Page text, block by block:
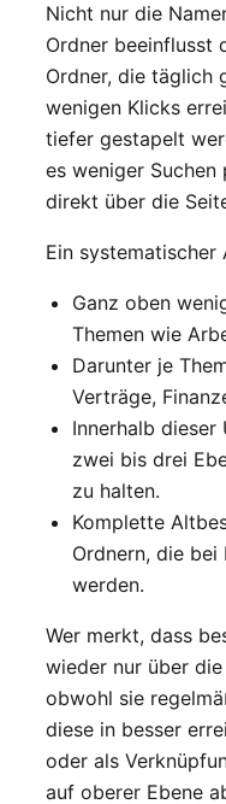
Nicht nur die
Ordner beeinflusst
Ordner, die täglich
wenigen Klicks
tiefer gestapelt
es weniger Suchen
direkt über die
Ein systematischer
Ganz oben
Themen wie
Darunter je
Verträge,
Innerhalb
zwei bis drei
zu halten.
Komplette
Ordnern, die
werden.
Wer merkt, dass
wieder nur über
obwohl sie
diese in besser
oder als
auf oberer Ebene